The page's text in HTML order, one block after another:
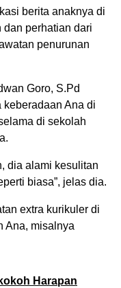
berita anaknya di
dan perhatian dari
penurunan
Goro, S.Pd
Ana di
di sekolah
dia alami kesulitan
biasa”, jelas dia.
extra kurikuler di
Ana, misalnya
Harapan